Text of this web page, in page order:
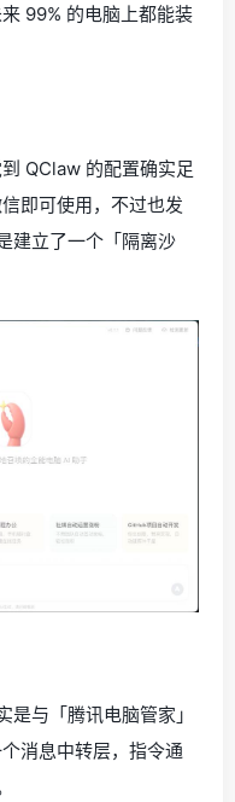
99% 的电脑上都能装
QClaw 的配置确实足
即可使用，不过也发
建立了一个「隔离沙
与「腾讯电脑管家」
消息中转层，指令通